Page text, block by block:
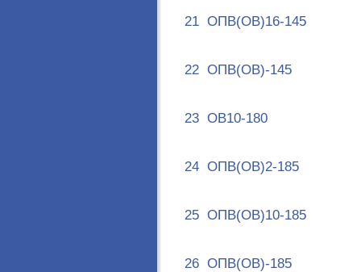
21 ОПВ(ОВ)16-145
22 ОПВ(ОВ)-145
23 ОВ10-180
24 ОПВ(ОВ)2-185
25 ОПВ(ОВ)10-185
26 ОПВ(ОВ)-185